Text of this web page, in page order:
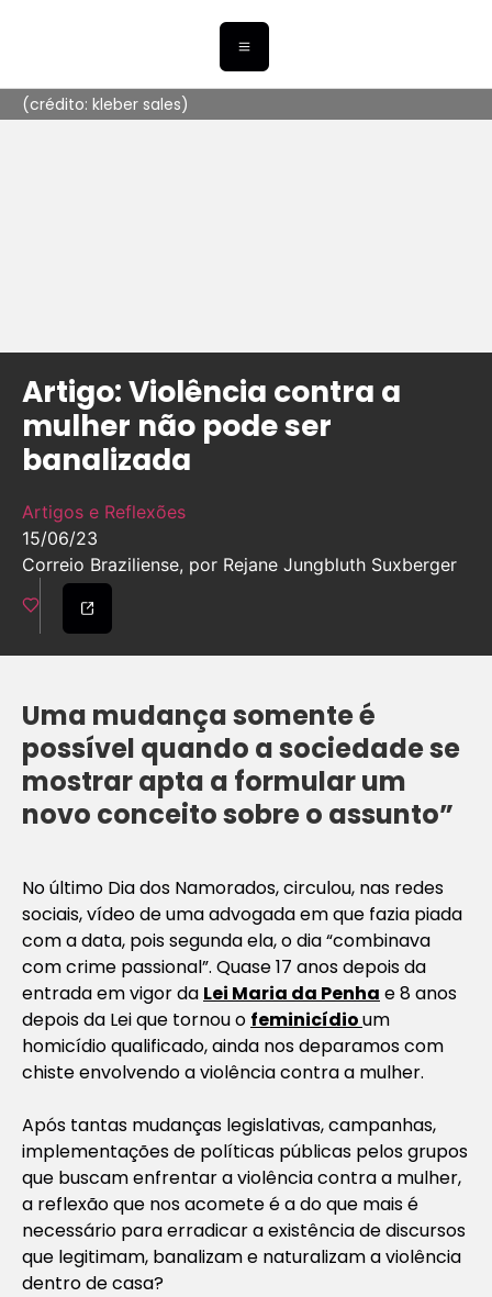
(crédito: kleber sales)
Artigo: Violência contra a
mulher não pode ser
banalizada
Artigos e Reflexões
15/06/23
Correio Braziliense, por Rejane Jungbluth Suxberger
Uma mudança somente é
possível quando a sociedade se
mostrar apta a formular um
novo conceito sobre o assunto”
No último Dia dos Namorados, circulou, nas redes
sociais, vídeo de uma advogada em que fazia piada
com a data, pois segunda ela, o dia “combinava
com crime passional”. Quase 17 anos depois da
entrada em vigor da Lei Maria da Penha e 8 anos
depois da Lei que tornou o feminicídioum
homicídio qualificado, ainda nos deparamos com
chiste envolvendo a violência contra a mulher.
Após tantas mudanças legislativas, campanhas,
implementações de políticas públicas pelos grupos
que buscam enfrentar a violência contra a mulher,
a reflexão que nos acomete é a do que mais é
necessário para erradicar a existência de discursos
que legitimam, banalizam e naturalizam a violência
dentro de casa?